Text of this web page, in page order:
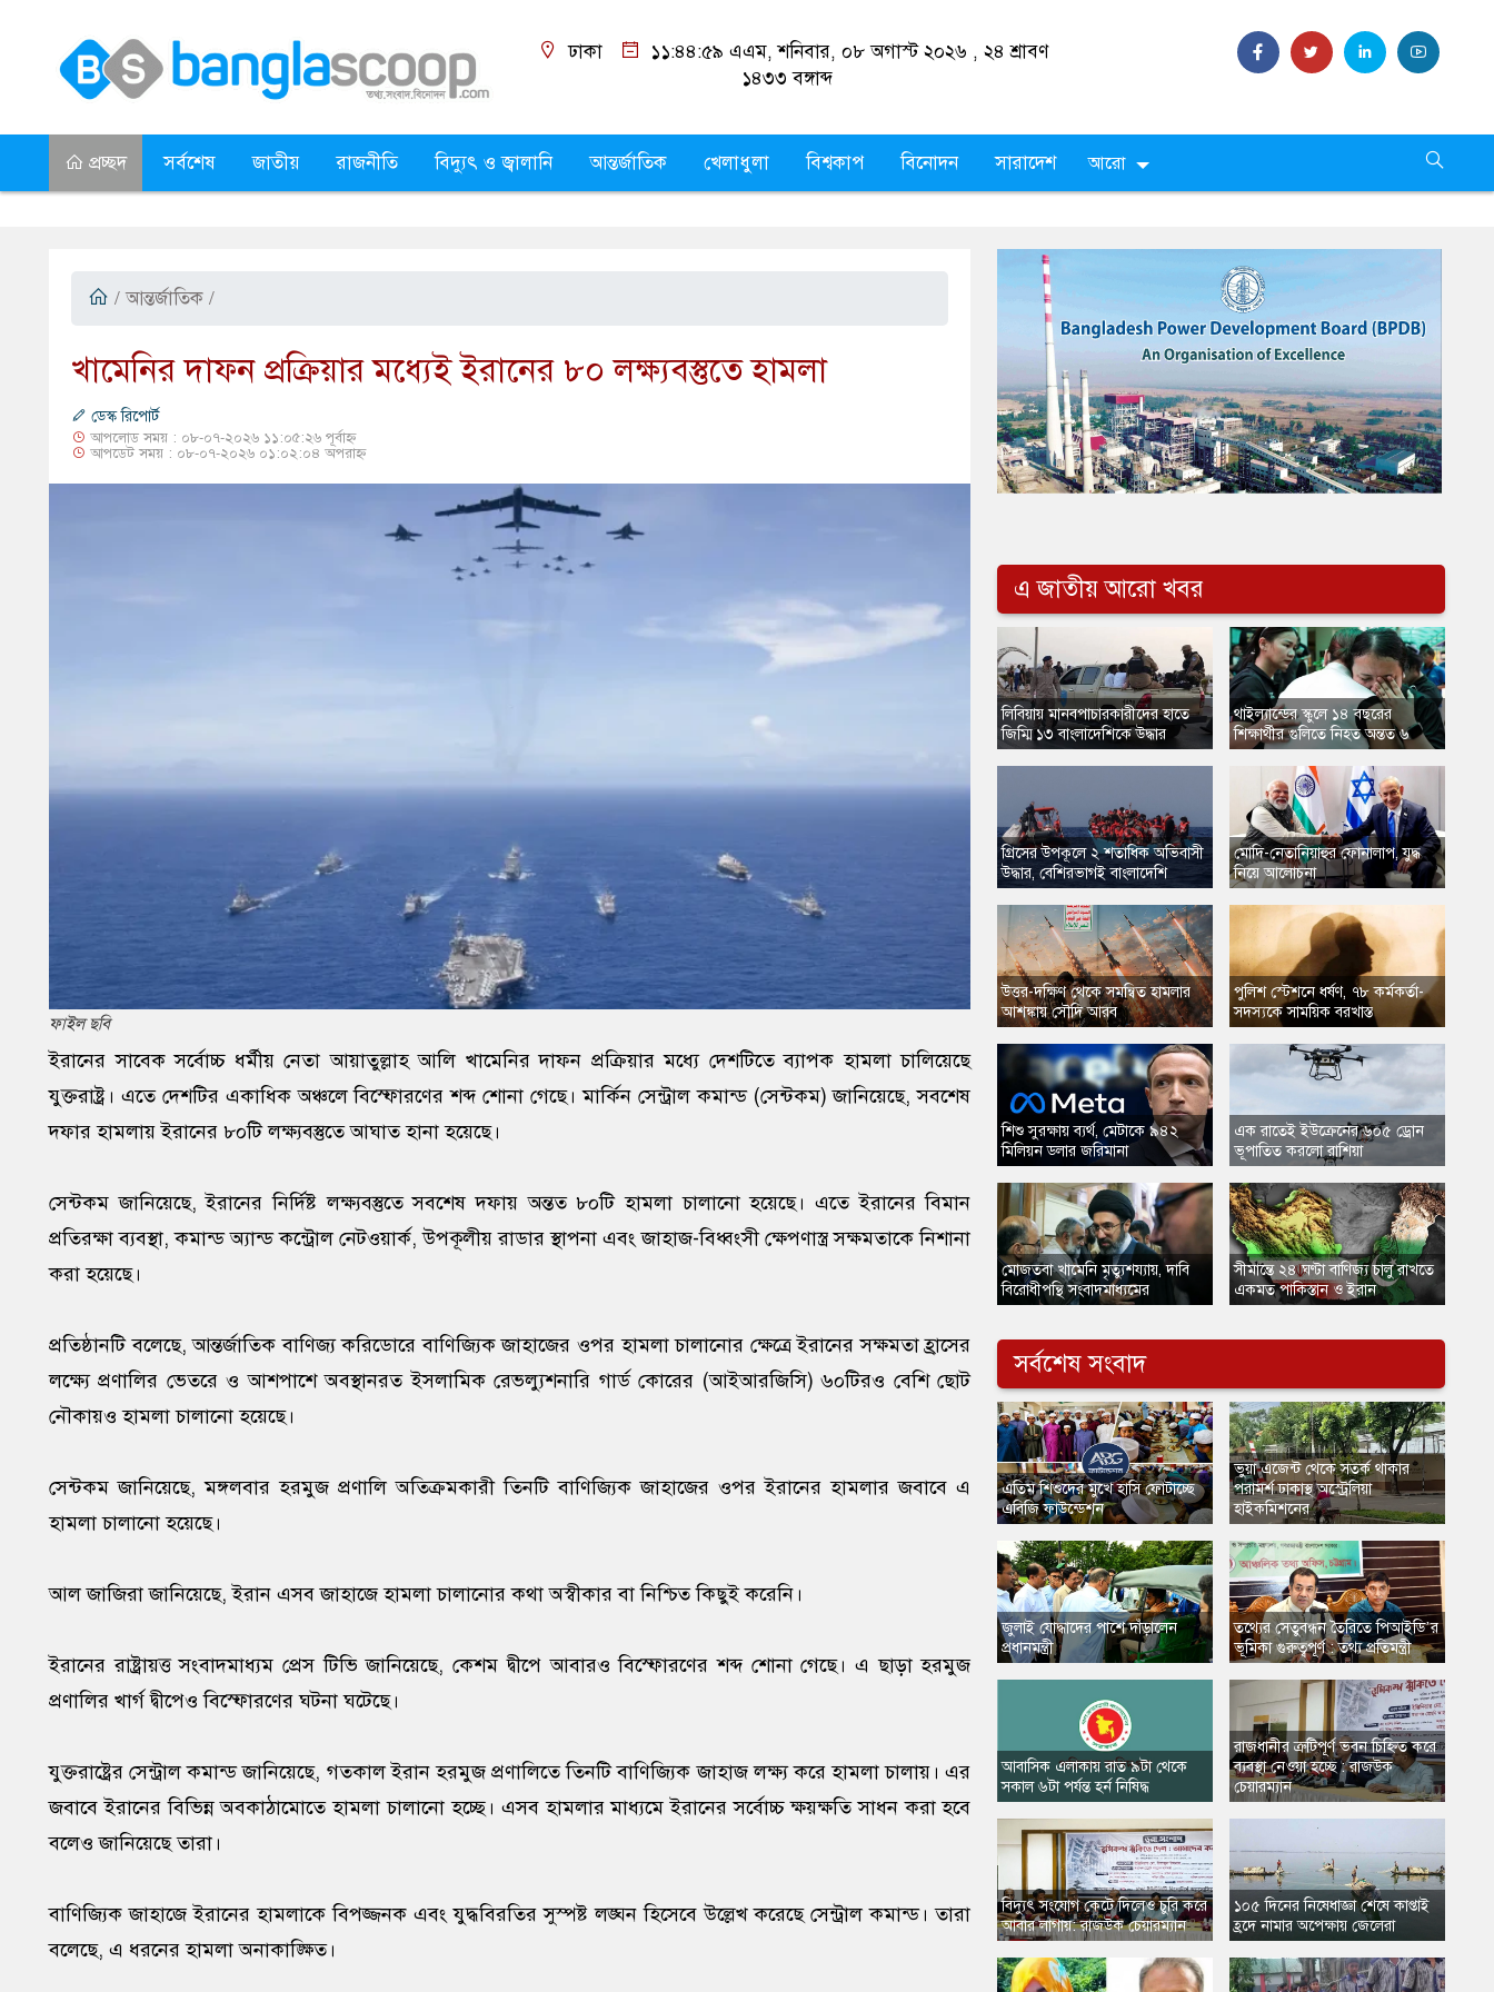
ঢাকা ১১:৪৫:০০ এএম, শনিবার, ০৮ অগাস্ট ২০২৬ , ২৪ শ্রাবণ
১৪৩৩ বঙ্গাব্দ
প্রচ্ছদ সর্বশেষ জাতীয় রাজনীতি বিদ্যুৎ ও জ্বালানি আন্তর্জাতিক খেলাধুলা বিশ্বকাপ বিনোদন সারাদেশ আরো
/ আন্তর্জাতিক /
খামেনির দাফন প্রক্রিয়ার মধ্যেই ইরানের ৮০ লক্ষ্যবস্তুতে হামলা
ডেস্ক রিপোর্ট
আপলোড সময় : ০৮-০৭-২০২৬ ১১:০৫:২৬ পূর্বাহ্ন
আপডেট সময় : ০৮-০৭-২০২৬ ০১:০২:০৪ অপরাহ্ন
ফাইল ছবি
ইরানের সাবেক সর্বোচ্চ ধর্মীয় নেতা আয়াতুল্লাহ আলি খামেনির দাফন প্রক্রিয়ার মধ্যে দেশটিতে ব্যাপক হামলা চালিয়েছে
যুক্তরাষ্ট্র। এতে দেশটির একাধিক অঞ্চলে বিস্ফোরণের শব্দ শোনা গেছে। মার্কিন সেন্ট্রাল কমান্ড (সেন্টকম) জানিয়েছে, সবশেষ
দফার হামলায় ইরানের ৮০টি লক্ষ্যবস্তুতে আঘাত হানা হয়েছে।
সেন্টকম জানিয়েছে, ইরানের নির্দিষ্ট লক্ষ্যবস্তুতে সবশেষ দফায় অন্তত ৮০টি হামলা চালানো হয়েছে। এতে ইরানের বিমান
প্রতিরক্ষা ব্যবস্থা, কমান্ড অ্যান্ড কন্ট্রোল নেটওয়ার্ক, উপকূলীয় রাডার স্থাপনা এবং জাহাজ-বিধ্বংসী ক্ষেপণাস্ত্র সক্ষমতাকে নিশানা
করা হয়েছে।
প্রতিষ্ঠানটি বলেছে, আন্তর্জাতিক বাণিজ্য করিডোরে বাণিজ্যিক জাহাজের ওপর হামলা চালানোর ক্ষেত্রে ইরানের সক্ষমতা হ্রাসের
লক্ষ্যে প্রণালির ভেতরে ও আশপাশে অবস্থানরত ইসলামিক রেভল্যুশনারি গার্ড কোরের (আইআরজিসি) ৬০টিরও বেশি ছোট
নৌকায়ও হামলা চালানো হয়েছে।
সেন্টকম জানিয়েছে, মঙ্গলবার হরমুজ প্রণালি অতিক্রমকারী তিনটি বাণিজ্যিক জাহাজের ওপর ইরানের হামলার জবাবে এ
হামলা চালানো হয়েছে।
আল জাজিরা জানিয়েছে, ইরান এসব জাহাজে হামলা চালানোর কথা অস্বীকার বা নিশ্চিত কিছুই করেনি।
ইরানের রাষ্ট্রায়ত্ত সংবাদমাধ্যম প্রেস টিভি জানিয়েছে, কেশম দ্বীপে আবারও বিস্ফোরণের শব্দ শোনা গেছে। এ ছাড়া হরমুজ
প্রণালির খার্গ দ্বীপেও বিস্ফোরণের ঘটনা ঘটেছে।
যুক্তরাষ্ট্রের সেন্ট্রাল কমান্ড জানিয়েছে, গতকাল ইরান হরমুজ প্রণালিতে তিনটি বাণিজ্যিক জাহাজ লক্ষ্য করে হামলা চালায়। এর
জবাবে ইরানের বিভিন্ন অবকাঠামোতে হামলা চালানো হচ্ছে। এসব হামলার মাধ্যমে ইরানের সর্বোচ্চ ক্ষয়ক্ষতি সাধন করা হবে
বলেও জানিয়েছে তারা।
বাণিজ্যিক জাহাজে ইরানের হামলাকে বিপজ্জনক এবং যুদ্ধবিরতির সুস্পষ্ট লঙ্ঘন হিসেবে উল্লেখ করেছে সেন্ট্রাল কমান্ড। তারা
বলেছে, এ ধরনের হামলা অনাকাঙ্ক্ষিত।
এ জাতীয় আরো খবর
লিবিয়ায় মানবপাচারকারীদের হাতে
জিম্মি ১৩ বাংলাদেশিকে উদ্ধার
গ্রিসের উপকূলে ২ শতাধিক অভিবাসী
উদ্ধার, বেশিরভাগই বাংলাদেশি
​উত্তর-দক্ষিণ থেকে সমন্বিত হামলার
আশঙ্কায় সৌদি আরব
​শিশু সুরক্ষায় ব্যর্থ, মেটাকে ৯৪২
মিলিয়ন ডলার জরিমানা
মোজতবা খামেনি মৃত্যুশয্যায়, দাবি
বিরোধীপন্থি সংবাদমাধ্যমের
থাইল্যান্ডের স্কুলে ১৪ বছরের
শিক্ষার্থীর গুলিতে নিহত অন্তত ৬
মোদি-নেতানিয়াহুর ফোনালাপ, যুদ্ধ
নিয়ে আলোচনা
​পুলিশ স্টেশনে ধর্ষণ, ৭৮ কর্মকর্তা-
সদস্যকে সাময়িক বরখাস্ত
​এক রাতেই ইউক্রেনের ৬০৫ ড্রোন
ভূপাতিত করলো রাশিয়া
​সীমান্তে ২৪ ঘণ্টা বাণিজ্য চালু রাখতে
একমত পাকিস্তান ও ইরান
সর্বশেষ সংবাদ
এতিম শিশুদের মুখে হাসি ফোটাচ্ছে
এবিজি ফাউন্ডেশন
জুলাই যোদ্ধাদের পাশে দাঁড়ালেন
প্রধানমন্ত্রী
আবাসিক এলাকায় রাত ৯টা থেকে
সকাল ৬টা পর্যন্ত হর্ন নিষিদ্ধ
বিদ্যুৎ সংযোগ কেটে দিলেও চুরি করে
আবার লাগায়: রাজউক চেয়ারম্যান
ভুয়া এজেন্ট থেকে সতর্ক থাকার
পরামর্শ ঢাকাস্থ অস্ট্রেলিয়া
হাইকমিশনের
তথ্যের সেতুবন্ধন তৈরিতে পিআইডি’র
ভূমিকা গুরুত্বপূর্ণ : তথ্য প্রতিমন্ত্রী
রাজধানীর ত্রুটিপূর্ণ ভবন চিহ্নিত করে
ব্যবস্থা নেওয়া হচ্ছে : রাজউক
চেয়ারম্যান
১০৫ দিনের নিষেধাজ্ঞা শেষে কাপ্তাই
হ্রদে নামার অপেক্ষায় জেলেরা